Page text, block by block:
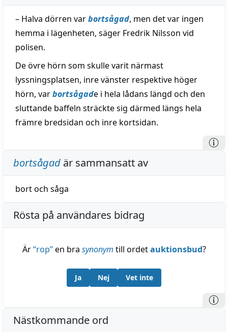
– Halva dörren varbortsågad, men det var ingen
hemma i lägenheten, säger Fredrik Nilsson vid
polisen.
De övre hörn som skulle varit närmast
lyssningsplatsen, inre vänster respektive höger
hörn, varbortsågade i hela lådans längd och den
sluttande baffeln sträckte sig därmed längs hela
främre bredsidan och inre kortsidan.
bortsågad är sammansatt av
bortoch såga
Rösta på användares bidrag
Är“rop”en bra synonym till ordetauktionsbud?
Ja Nej Vet inte
Nästkommande ord